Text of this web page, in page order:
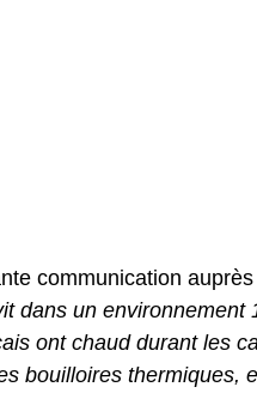
communication
dans un environnement
ont chaud durant les
bouilloires thermiques,